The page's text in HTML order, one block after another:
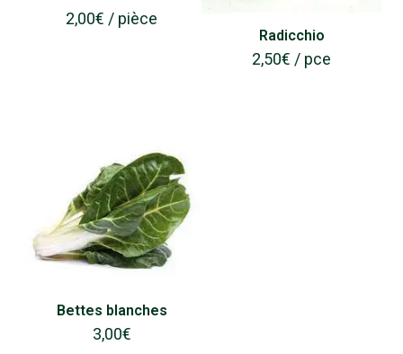
2,00€ / pièce
Radicchio
2,50€ / pce
Bettes blanches
3,00€